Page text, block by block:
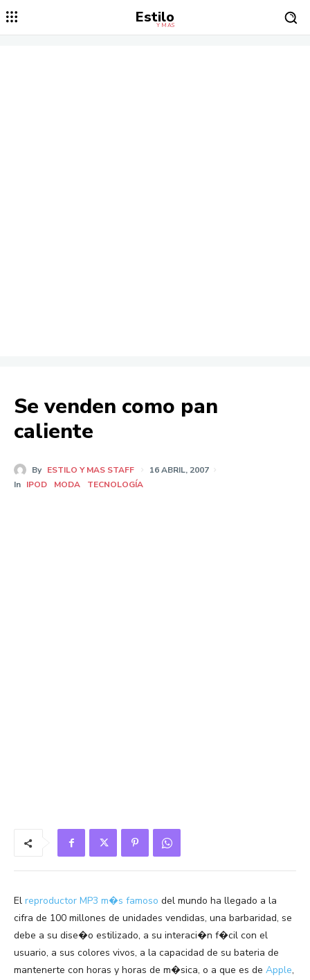
Estilo
Y MÁS
Se venden como pan
caliente
By ESTILO Y MAS STAFF
16 ABRIL, 2007
In IPOD MODA TECNOLOGÍA
El reproductor MP3 m�s famoso del mundo ha llegado a la
cifra de 100 millones de unidades vendidas, una barbaridad, se
debe a su dise�o estilizado, a su interaci�n f�cil con el
usuario, a sus colores vivos, a la capacidad de su bateria de
mantenerte con horas y horas de m�sica, o a que es de Apple,